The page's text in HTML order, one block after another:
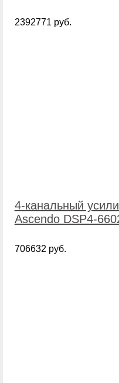
2392771 руб.
4-канальный
Ascendo DSP4-
706632 руб.